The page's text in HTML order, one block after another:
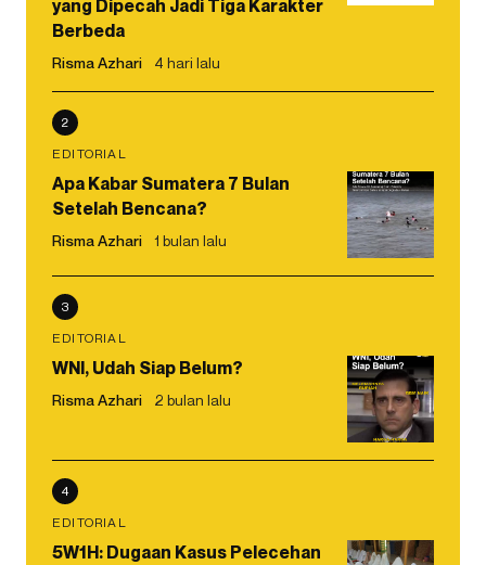
yang Dipecah Jadi Tiga Karakter
Berbeda
Risma Azhari 4 hari lalu
2
EDITORIAL
Apa Kabar Sumatera 7 Bulan
Setelah Bencana?
Risma Azhari 1 bulan lalu
3
EDITORIAL
WNI, Udah Siap Belum?
Risma Azhari 2 bulan lalu
4
EDITORIAL
5W1H: Dugaan Kasus Pelecehan